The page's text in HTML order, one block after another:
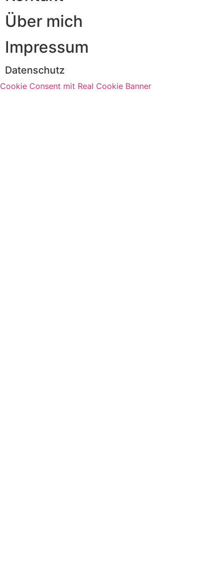
Über mich
Impressum
Datenschutz
Cookie Consent mit Real Cookie Banner